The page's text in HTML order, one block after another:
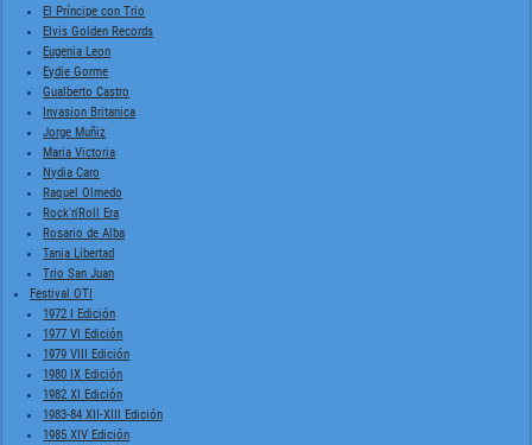
El Príncipe con Trio
Elvis Golden Records
Eugenia Leon
Eydie Gorme
Gualberto Castro
Invasion Britanica
Jorge Muñiz
Maria Victoria
Nydia Caro
Raquel Olmedo
Rock'n'Roll Era
Rosario de Alba
Tania Libertad
Trio San Juan
Festival OTI
1972 I Edición
1977 VI Edición
1979 VIII Edición
1980 IX Edición
1982 XI Edición
1983-84 XII-XIII Edición
1985 XIV Edición